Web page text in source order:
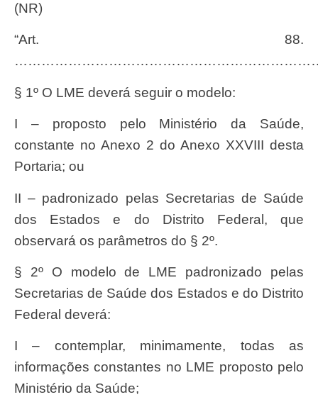
(NR)
“Art. 88.
§ 1º O LME deverá seguir o modelo:
I – proposto pelo Ministério da Saúde,
constante no Anexo 2 do Anexo XXVIII desta
Portaria; ou
II – padronizado pelas Secretarias de Saúde
dos Estados e do Distrito Federal, que
observará os parâmetros do § 2º.
§ 2º O modelo de LME padronizado pelas
Secretarias de Saúde dos Estados e do Distrito
Federal deverá:
I – contemplar, minimamente, todas as
informações constantes no LME proposto pelo
Ministério da Saúde;